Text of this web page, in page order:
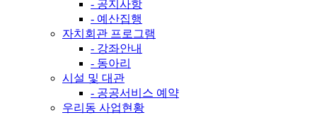
- 공지사항
- 예산집행
자치회관 프로그램
- 강좌안내
- 동아리
시설 및 대관
- 공공서비스 예약
우리동 사업현황